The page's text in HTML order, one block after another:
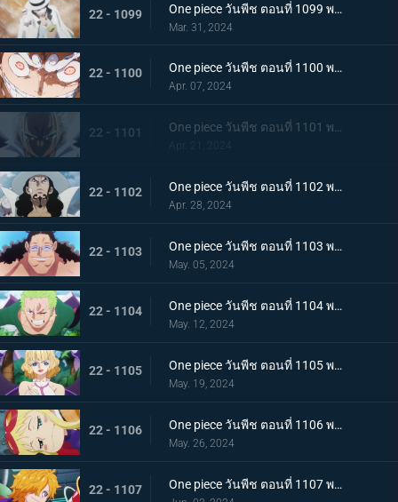
22 - 1099 One piece วันพีช ตอนที่ 1099 พากย์ไทย เตรียมรับการโจมตี ร็อบ ลุจจิจู่โจม
Mar. 31, 2024
22 - 1100 One piece วันพีช ตอนที่ 1100 พากย์ไทย พลังในระดับที่แตกต่าง ลูฟี่ ปะทะ ลุจจิ
Apr. 07, 2024
22 - 1101 One piece วันพีช ตอนที่ 1101 พากย์ไทย มนุษยชาติสุดแกร่ง พลังพิเศษของเซราฟิม
Apr. 21, 2024
22 - 1102 One piece วันพีช ตอนที่ 1102 พากย์ไทย แผนการอันผิดแผก ปฏิบัติการหนีจากเอ็กเฮด
Apr. 28, 2024
22 - 1103 One piece วันพีช ตอนที่ 1103 พากย์ไทย หันหลังให้พ่อของฉัน! ความปรารถนาอันไร้ประโยชน์ของบอนนี่!
May. 05, 2024
22 - 1104 One piece วันพีช ตอนที่ 1104 พากย์ไทย สถานการณ์สิ้นหวัง การโจมตีเต็มกำลังของเซราฟิม
May. 12, 2024
22 - 1105 One piece วันพีช ตอนที่ 1105 พากย์ไทย การกบฏอันงดงาม สตุสซี่คนทรยศ
May. 19, 2024
22 - 1106 One piece วันพีช ตอนที่ 1106 พากย์ไทย เกิดเหตุฉุกเฉิน ตามหาดอกเตอร์เวก้าพังค์
May. 26, 2024
22 - 1107 One piece วันพีช ตอนที่ 1107 พากย์ไทย สั่นสะท้าน เงื้อมมือมารที่แอบเข้ามาในศูนย์วิจัย